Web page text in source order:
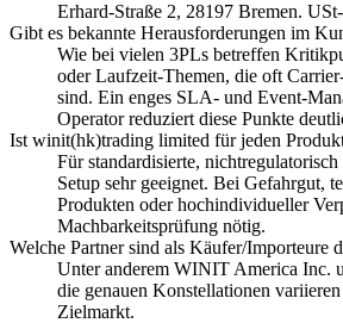
Erhard-Straße 2, 28197 Bremen.
Gibt es bekannte Herausforderungen im
Wie bei vielen 3PLs betreffen
oder Laufzeit-Themen, die oft
sind. Ein enges SLA- und Event-
Operator reduziert diese Punkte
Ist winit(hk)trading limited für jeden
Für standardisierte,
Setup sehr geeignet. Bei Gefahrgut,
Produkten oder hochindividueller
Machbarkeitsprüfung nötig.
Welche Partner sind als Käufer/Importeure
Unter anderem WINIT America Inc.
die genauen Konstellationen
Zielmarkt.